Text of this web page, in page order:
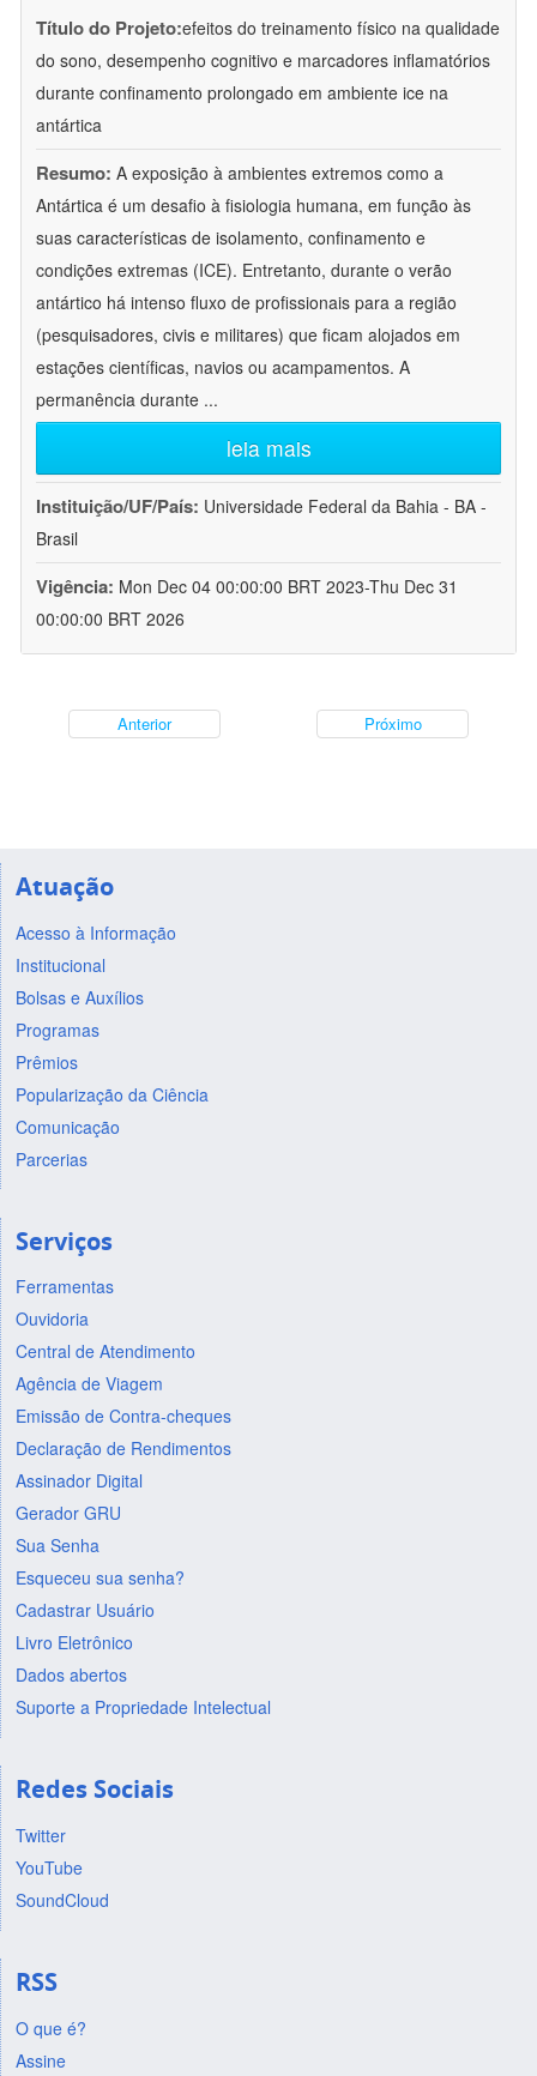
Título do Projeto:efeitos do treinamento físico na qualidade
do sono, desempenho cognitivo e marcadores inflamatórios
durante confinamento prolongado em ambiente ice na
antártica
Resumo: A exposição à ambientes extremos como a
Antártica é um desafio à fisiologia humana, em função às
suas características de isolamento, confinamento e
condições extremas (ICE). Entretanto, durante o verão
antártico há intenso fluxo de profissionais para a região
(pesquisadores, civis e militares) que ficam alojados em
estações científicas, navios ou acampamentos. A
permanência durante ...
leia mais
Instituição/UF/País: Universidade Federal da Bahia - BA -
Brasil
Vigência: Mon Dec 04 00:00:00 BRT 2023-Thu Dec 31
00:00:00 BRT 2026
Anterior Próximo
Atuação
Acesso à Informação
Institucional
Bolsas e Auxílios
Programas
Prêmios
Popularização da Ciência
Comunicação
Parcerias
Serviços
Ferramentas
Ouvidoria
Central de Atendimento
Agência de Viagem
Emissão de Contra-cheques
Declaração de Rendimentos
Assinador Digital
Gerador GRU
Sua Senha
Esqueceu sua senha?
Cadastrar Usuário
Livro Eletrônico
Dados abertos
Suporte a Propriedade Intelectual
Redes Sociais
Twitter
YouTube
SoundCloud
RSS
O que é?
Assine